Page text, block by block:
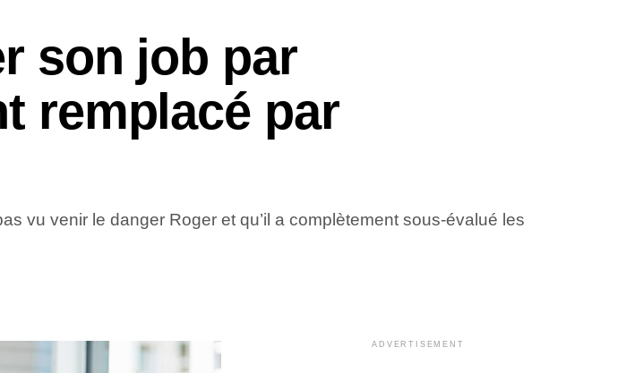
son job par
remplacé par
vu venir le danger Roger et qu’il a complètement sous-évalué les
ADVERTISEMENT